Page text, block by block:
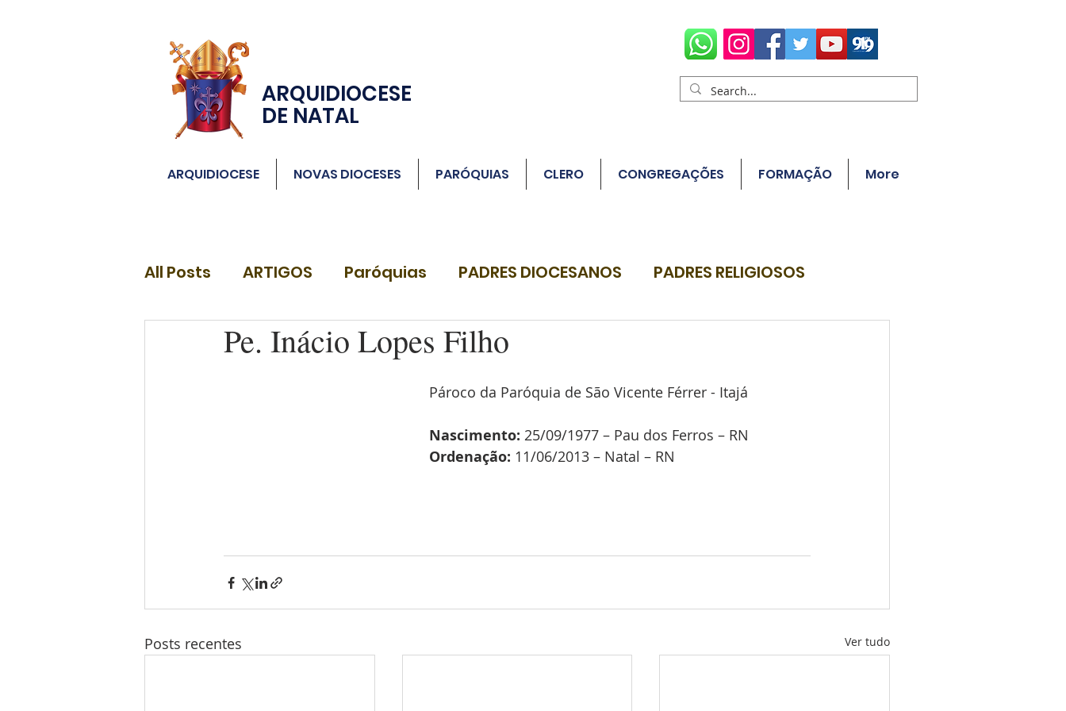
ARQUIDIOCESE
DE NATAL
ARQUIDIOCESE NOVAS DIOCESES PARÓQUIAS CLERO CONGREGAÇÕES FORMAÇÃO More
All Posts ARTIGOS Paróquias PADRES DIOCESANOS PADRES RELIGIOSOS
DIÁCONOSPe. Inácio Lopes Filho
Pároco da Paróquia de São Vicente Férrer - Itajá
Nascimento: 25/09/1977 – Pau dos Ferros – RN
Ordenação: 11/06/2013 – Natal – RN
Posts recentes Ver tudo